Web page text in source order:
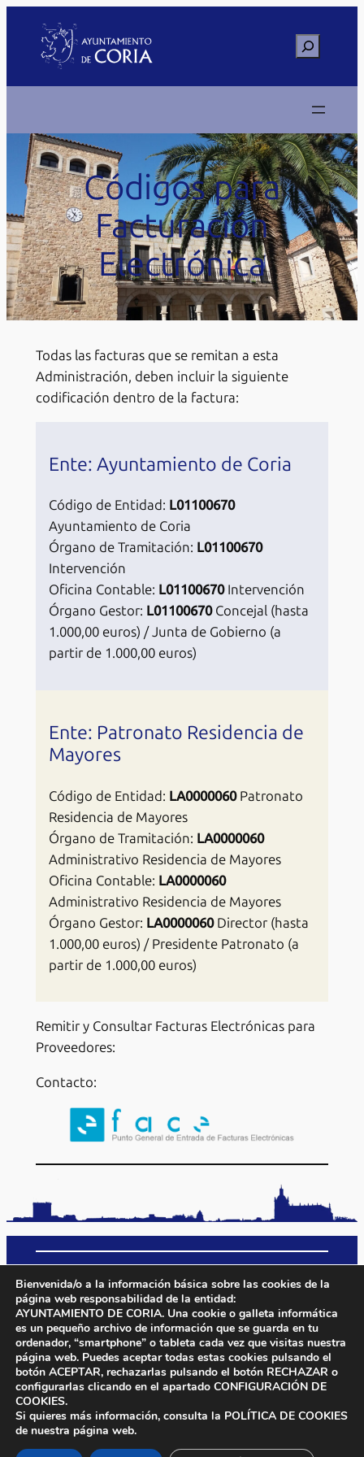
contenido
Buscar
Códigos para
Facturación
Electrónica
Todas las facturas que se remitan a esta
Administración, deben incluir la siguiente
codificación dentro de la factura:
Ente: Ayuntamiento de Coria
Código de Entidad: L01100670
Ayuntamiento de Coria
Órgano de Tramitación: L01100670
Intervención
Oficina Contable: L01100670Intervención
Órgano Gestor: L01100670Concejal (hasta
1.000,00 euros) / Junta de Gobierno (a
partir de 1.000,00 euros)
Ente: Patronato Residencia de
Mayores
Código de Entidad: LA0000060Patronato
Residencia de Mayores
Órgano de Tramitación: LA0000060
Administrativo Residencia de Mayores
Oficina Contable: LA0000060
Administrativo Residencia de Mayores
Órgano Gestor: LA0000060Director (hasta
1.000,00 euros) / Presidente Patronato (a
partir de 1.000,00 euros)
Remitir y Consultar Facturas Electrónicas para
Proveedores:
Contacto:
Inicio Aviso Legal
Política de Privacidad
Política de CookiesProtección de Datos
Facebook
X Instagram
YouTube
Ayuntamiento de Coria – Plaza. San Pedro,1 10800 – Tel.
927508000
Bienvenida/o a la información básica sobre las cookies de la
página web responsabilidad de la entidad:
AYUNTAMIENTO DE CORIA. Una cookie o galleta informática
es un pequeño archivo de información que se guarda en tu
ordenador, “smartphone” o tableta cada vez que visitas nuestra
página web. Puedes aceptar todas estas cookies pulsando el
botón ACEPTAR, rechazarlas pulsando el botón RECHAZAR o
configurarlas clicando en el apartado CONFIGURACIÓN DE
COOKIES.
Si quieres más información, consulta la POLÍTICA DE COOKIES
de nuestra página web.